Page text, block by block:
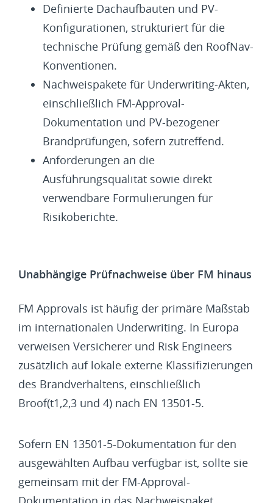
Definierte Dachaufbauten und PV-
Konfigurationen, strukturiert für die
technische Prüfung gemäß den RoofNav-
Konventionen.
Nachweispakete für Underwriting-Akten,
einschließlich FM-Approval-
Dokumentation und PV-bezogener
Brandprüfungen, sofern zutreffend.
Anforderungen an die
Ausführungsqualität sowie direkt
verwendbare Formulierungen für
Risikoberichte.
Unabhängige Prüfnachweise über FM hinaus
FM Approvals ist häufig der primäre Maßstab
im internationalen Underwriting. In Europa
verweisen Versicherer und Risk Engineers
zusätzlich auf lokale externe Klassifizierungen
des Brandverhaltens, einschließlich
Broof(t1,2,3 und 4) nach EN 13501-5.
Sofern EN 13501-5-Dokumentation für den
ausgewählten Aufbau verfügbar ist, sollte sie
gemeinsam mit der FM-Approval-